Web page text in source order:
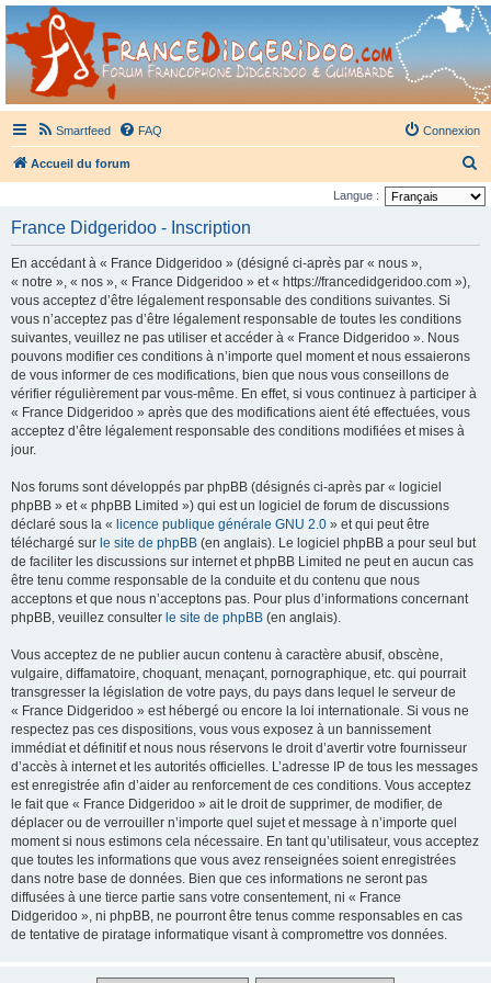
France Didgeridoo
Didgeridoo et Guimbarde sur France Didgeridoo - retrouvez la communauté.
Smartfeed FAQ Connexion
Accueil du forum
e
h
Langue :
France Didgeridoo - Inscription
En accédant à « France Didgeridoo » (désigné ci-après par « nous »,
« notre », « nos », « France Didgeridoo » et « https://francedidgeridoo.com »),
vous acceptez d’être légalement responsable des conditions suivantes. Si
vous n’acceptez pas d’être légalement responsable de toutes les conditions
suivantes, veuillez ne pas utiliser et accéder à « France Didgeridoo ». Nous
pouvons modifier ces conditions à n’importe quel moment et nous essaierons
de vous informer de ces modifications, bien que nous vous conseillons de
vérifier régulièrement par vous-même. En effet, si vous continuez à participer à
« France Didgeridoo » après que des modifications aient été effectuées, vous
acceptez d’être légalement responsable des conditions modifiées et mises à
jour.
Nos forums sont développés par phpBB (désignés ci-après par « logiciel
phpBB » et « phpBB Limited ») qui est un logiciel de forum de discussions
déclaré sous la « licence publique générale GNU 2.0 » et qui peut être
téléchargé sur le site de phpBB (en anglais). Le logiciel phpBB a pour seul but
de faciliter les discussions sur internet et phpBB Limited ne peut en aucun cas
être tenu comme responsable de la conduite et du contenu que nous
acceptons et que nous n’acceptons pas. Pour plus d’informations concernant
phpBB, veuillez consulter le site de phpBB (en anglais).
Vous acceptez de ne publier aucun contenu à caractère abusif, obscène,
vulgaire, diffamatoire, choquant, menaçant, pornographique, etc. qui pourrait
transgresser la législation de votre pays, du pays dans lequel le serveur de
« France Didgeridoo » est hébergé ou encore la loi internationale. Si vous ne
respectez pas ces dispositions, vous vous exposez à un bannissement
immédiat et définitif et nous nous réservons le droit d’avertir votre fournisseur
d’accès à internet et les autorités officielles. L’adresse IP de tous les messages
est enregistrée afin d’aider au renforcement de ces conditions. Vous acceptez
le fait que « France Didgeridoo » ait le droit de supprimer, de modifier, de
déplacer ou de verrouiller n’importe quel sujet et message à n’importe quel
moment si nous estimons cela nécessaire. En tant qu’utilisateur, vous acceptez
que toutes les informations que vous avez renseignées soient enregistrées
dans notre base de données. Bien que ces informations ne seront pas
diffusées à une tierce partie sans votre consentement, ni « France
Didgeridoo », ni phpBB, ne pourront être tenus comme responsables en cas
de tentative de piratage informatique visant à compromettre vos données.